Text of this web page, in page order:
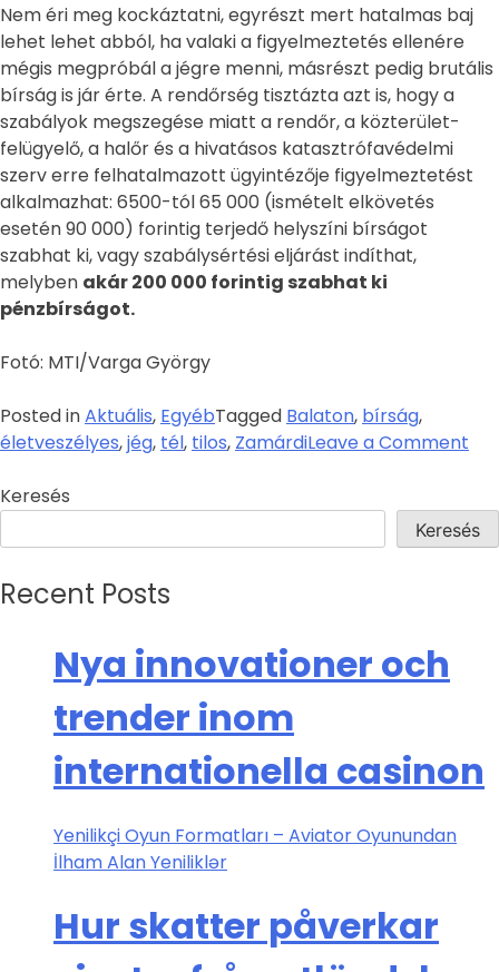
Nem éri meg kockáztatni, egyrészt mert hatalmas baj
lehet lehet abból, ha valaki a figyelmeztetés ellenére
mégis megpróbál a jégre menni, másrészt pedig brutális
bírság is jár érte. A rendőrség tisztázta azt is, hogy a
szabályok megszegése miatt a rendőr, a közterület-
felügyelő, a halőr és a hivatásos katasztrófavédelmi
szerv erre felhatalmazott ügyintézője figyelmeztetést
alkalmazhat: 6500-tól 65 000 (ismételt elkövetés
esetén 90 000) forintig terjedő helyszíni bírságot
szabhat ki, vagy szabálysértési eljárást indíthat,
melyben akár 200 000 forintig szabhat ki
pénzbírságot.
Fotó: MTI/Varga György
Posted inAktuális, EgyébTagged Balaton, bírság,
életveszélyes,jég, tél, tilos, ZamárdiLeave a Comment
Keresés
Keresés
Recent Posts
Nya innovationer och
trender inom
internationella casinon
Yenilikçi Oyun Formatları – Aviator Oyunundan
İlham Alan Yeniliklər
Hur skatter påverkar